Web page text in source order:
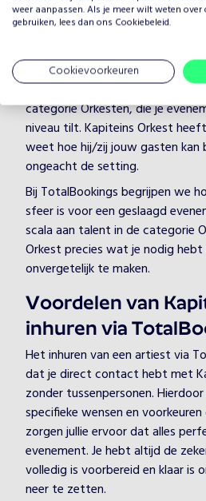
boeken voor jouw
Het plannen van een evenement
entertainment onvergetelijk is.
boeken, kies je voor een
categorie Orkesten, die je
niveau tilt. Kapiteins Orkest
weet hoe hij/zij jouw gasten kan
ongeacht de setting.
Bij TotalBookings begrijpen we
sfeer is voor een geslaagd
scala aan talent in de categorie
Orkest precies wat je nodig
onvergetelijk te maken.
Voordelen van
inhuren via
Het inhuren van een artiest via
dat je direct contact hebt met
zonder tussenpersonen.
specifieke wensen en
zorgen jullie ervoor dat alles
evenement. Je hebt altijd de
volledig is voorbereid en klaar is
neer te zetten.
weer aanpassen. Als je meer wilt weten
gebruiken, lees dan ons Cookiebeleid.
Cookievoorkeuren